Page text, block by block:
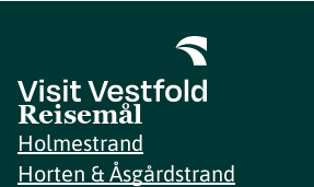
Reisemål
Holmestrand
Horten & Åsgårdstrand